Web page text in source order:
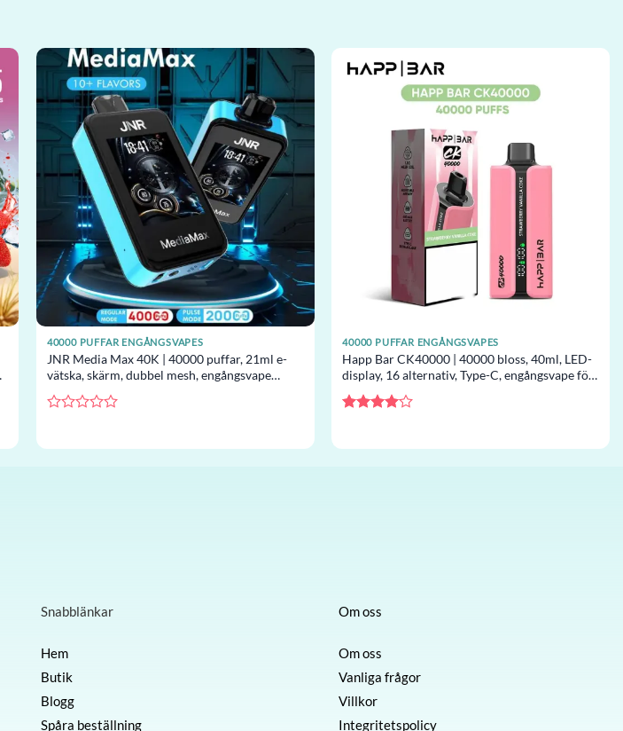
40000 PUFFAR ENGÅNGSVAPES
JNR Media Max 40K | 40000 puffar, 21ml e-
vätska, skärm, dubbel mesh, engångsvape
av
40000 PUFFAR ENGÅNGSVAPES
Happ Bar CK40000 | 40000 bloss, 40ml, LED-
display, 16 alternativ, Type-C, engångsvape för
grossist
Snabblänkar
Hem
Butik
Blogg
Spåra beställning
Om oss
Om oss
Vanliga frågor
Villkor
Integritetspolicy